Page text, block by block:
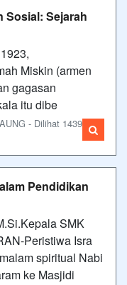
Sosial: Sejarah
Miskin (armen
gagasan
itu dibe
- Dilihat 1439
Pendidikan
SMK
Peristiwa Isra
spiritual Nabi
ke Masjidi